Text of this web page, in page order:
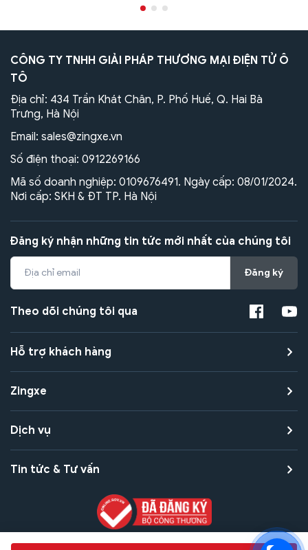
CÔNG TY TNHH GIẢI PHÁP THƯƠNG MẠI ĐIỆN TỬ Ô
TÔ
Địa chỉ: 434 Trần Khát Chân, P. Phố Huế, Q. Hai Bà
Trưng, Hà Nội
Email: sales@zingxe.vn
Số điện thoại: 0912269166
Mã số doanh nghiệp: 0109676491. Ngày cấp: 08/01/2024.
Nơi cấp: SKH & ĐT TP. Hà Nội
Đăng ký nhận những tin tức mới nhất của chúng tôi
Đăng ký
Theo dõi chúng tôi qua
Hỗ trợ khách hàng
Zingxe
Dịch vụ
Tin tức & Tư vấn